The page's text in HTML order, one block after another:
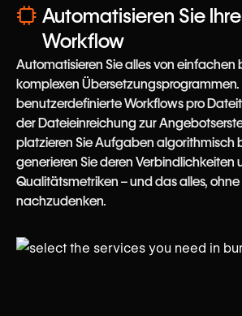
Automatisieren Sie
Workflow
Automatisieren Sie alles von einfachen
komplexen Übersetzungsprogrammen.
benutzerdefinierte Workflows pro
der Dateieinreichung zur
platzieren Sie Aufgaben algorithmisch
generieren Sie deren Verbindlichkeiten
Qualitätsmetriken – und das alles,
nachzudenken.